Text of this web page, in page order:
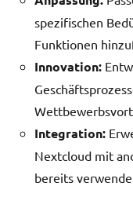
spezifischen
Funktionen
Innovation:
Integration:
Nextcloud mit
bereits